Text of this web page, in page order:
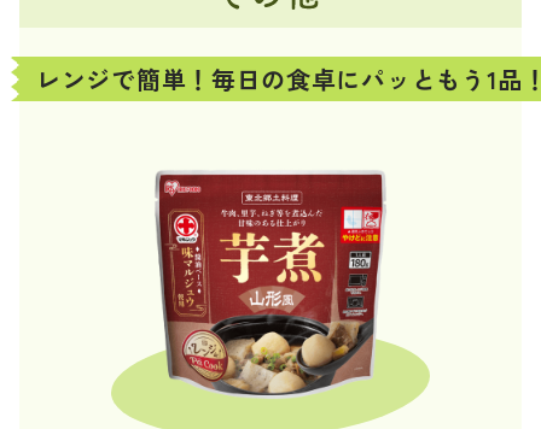
レンジで簡単！毎日の食卓にパッともう1品